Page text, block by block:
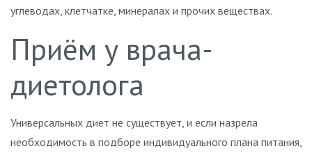
углеводах, клетчатке, минералах и прочих веществах.
Приём у врача-
диетолога
Универсальных диет не существует, и если назрела
необходимость в подборе индивидуального плана питания,